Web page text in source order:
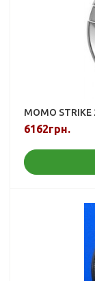
MOMO STRIKE
6162грн.